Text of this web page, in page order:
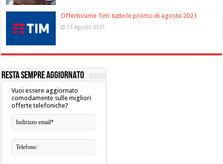
Offertissime Tim: tutte le promo di agosto 2021
13 Agosto 2021
RESTA SEMPRE AGGIORNATO
Vuoi essere aggiornato
comodamente sulle migliori
offerte telefoniche?